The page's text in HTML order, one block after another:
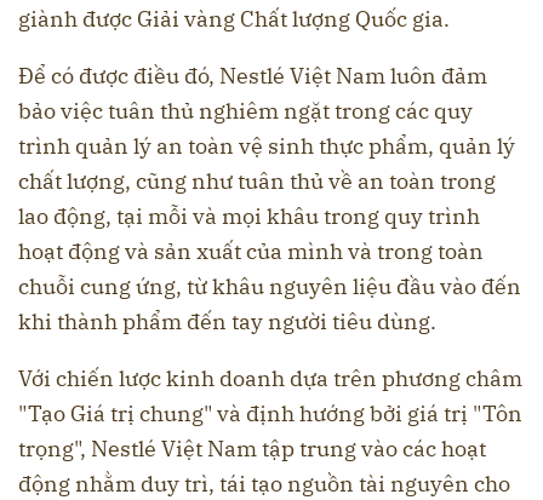
giành được Giải vàng Chất lượng Quốc gia.
Để có được điều đó, Nestlé Việt Nam luôn đảm
bảo việc tuân thủ nghiêm ngặt trong các quy
trình quản lý an toàn vệ sinh thực phẩm, quản lý
chất lượng, cũng như tuân thủ về an toàn trong
lao động, tại mỗi và mọi khâu trong quy trình
hoạt động và sản xuất của mình và trong toàn
chuỗi cung ứng, từ khâu nguyên liệu đầu vào đến
khi thành phẩm đến tay người tiêu dùng.
Với chiến lược kinh doanh dựa trên phương châm
"Tạo Giá trị chung" và định hướng bởi giá trị "Tôn
trọng", Nestlé Việt Nam tập trung vào các hoạt
động nhằm duy trì, tái tạo nguồn tài nguyên cho